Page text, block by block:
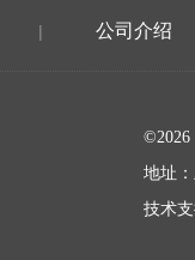
| 公司介绍
地址
技术